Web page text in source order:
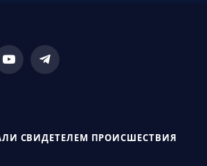
YouTubeTelegram
СВИДЕТЕЛЕМ ПРОИСШЕСТВИЯ